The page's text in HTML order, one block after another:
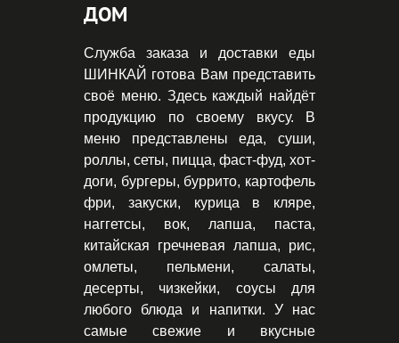
ДОМ
Служба заказа и доставки еды
ШИНКАЙ готова Вам представить
своё меню. Здесь каждый найдёт
продукцию по своему вкусу. В
меню представлены еда, суши,
роллы, сеты, пицца, фаст-фуд, хот-
доги, бургеры, буррито, картофель
фри, закуски, курица в кляре,
наггетсы, вок, лапша, паста,
китайская гречневая лапша, рис,
омлеты, пельмени, салаты,
десерты, чизкейки, соусы для
любого блюда и напитки. У нас
самые свежие и вкусные